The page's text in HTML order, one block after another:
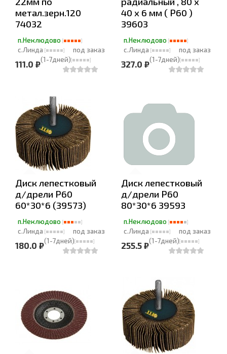
метал.зерн.120
74032
п.Неклюдово
с.Линда
под заказ
(1-7дней)
111.0 ₽
40 х 6 мм ( Р60 )
39603
п.Неклюдово
с.Линда
под заказ
(1-7дней)
327.0 ₽
Диск лепестковый
д/дрели Р60
60*30*6 (39573)
п.Неклюдово
с.Линда
под заказ
(1-7дней)
180.0 ₽
Диск лепестковый
д/дрели Р60
80*30*6 39593
п.Неклюдово
с.Линда
под заказ
(1-7дней)
255.5 ₽